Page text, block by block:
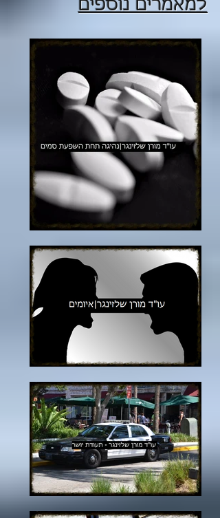
למאמרים נוספים